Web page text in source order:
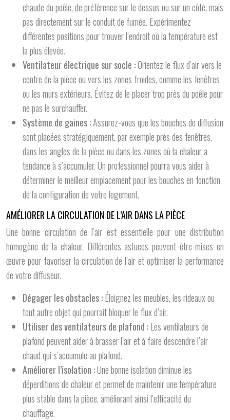
chaude du poêle, de préférence sur le dessus ou sur un côté, mais
pas directement sur le conduit de fumée. Expérimentez
différentes positions pour trouver l’endroit où la température est
la plus élevée.
Ventilateur électrique sur socle :Orientez le flux d’air vers le
centre de la pièce ou vers les zones froides, comme les fenêtres
ou les murs extérieurs. Évitez de le placer trop près du poêle pour
ne pas le surchauffer.
Système de gaines :Assurez-vous que les bouches de diffusion
sont placées stratégiquement, par exemple près des fenêtres,
dans les angles de la pièce ou dans les zones où la chaleur a
tendance à s’accumuler. Un professionnel pourra vous aider à
déterminer le meilleur emplacement pour les bouches en fonction
de la configuration de votre logement.
AMÉLIORER LA CIRCULATION DE L’AIR DANS LA PIÈCE
Une bonne circulation de l’air est essentielle pour une distribution
homogène de la chaleur. Différentes astuces peuvent être mises en
œuvre pour favoriser la circulation de l’air et optimiser la performance
de votre diffuseur.
Dégager les obstacles :Éloignez les meubles, les rideaux ou
tout autre objet qui pourrait bloquer le flux d’air.
Utiliser des ventilateurs de plafond :Les ventilateurs de
plafond peuvent aider à brasser l’air et à faire descendre l’air
chaud qui s’accumule au plafond.
Améliorer l’isolation :Une bonne isolation diminue les
déperditions de chaleur et permet de maintenir une température
plus stable dans la pièce, améliorant ainsi l’efficacité du
chauffage.